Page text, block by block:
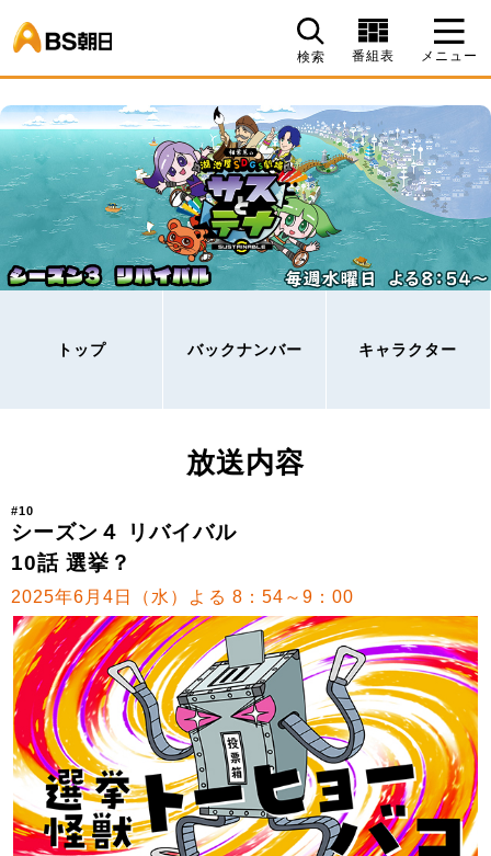
検索 番組表 メニュー
トップ バックナンバー キャラクター
放送内容
#10
シーズン４ リバイバル
10話 選挙？
2025年6月4日（水）よる 8：54～9：00